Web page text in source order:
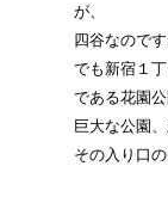
が、
四谷なのです
でも新宿１
である花園
巨大な公園
その入り口